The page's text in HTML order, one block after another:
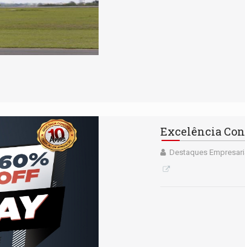
Excelência
Destaques